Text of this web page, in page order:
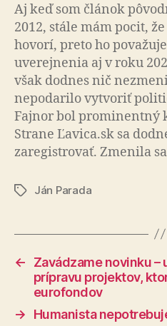
Aj keď som článok
2012, stále mám pocit,
hovorí, preto ho
uverejnenia aj v roku
však dodnes nič
nepodarilo vytvoriť
Fajnor bol prominentný
Strane Ľavica.sk sa
zaregistrovať. Zmenila
ZnačkyJán Parada
←
Zavádzame novinku
prípravu projektov,
eurofondov
→
Humanista